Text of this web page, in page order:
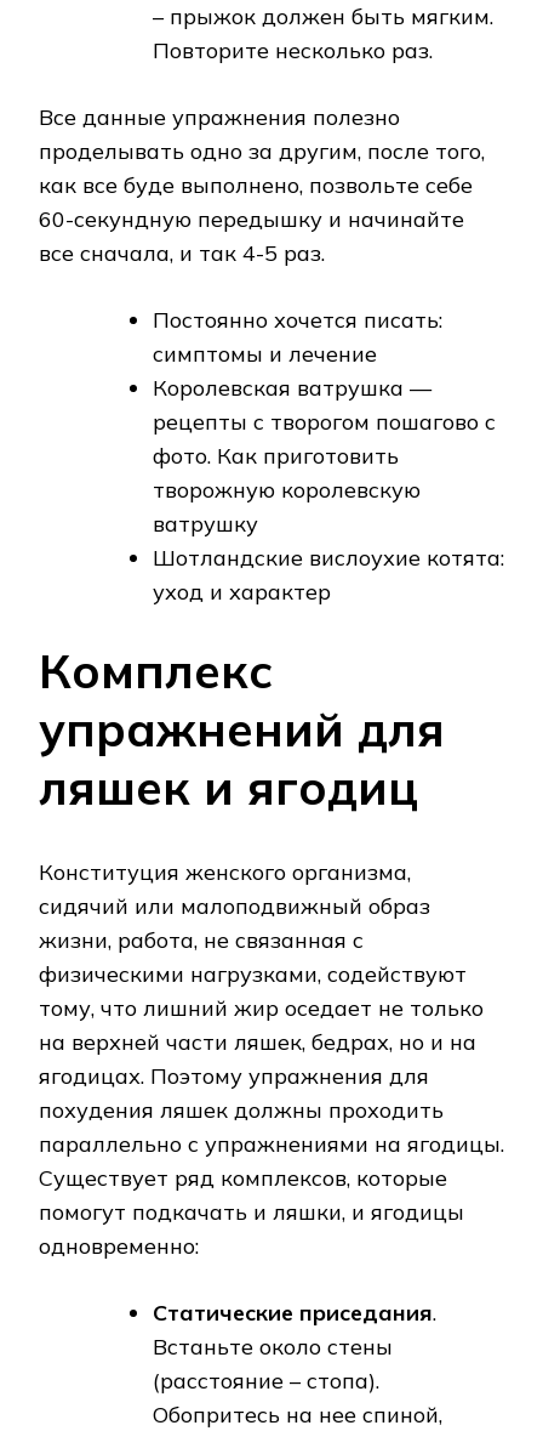
– прыжок должен быть мягким.
Повторите несколько раз.
Все данные упражнения полезно
проделывать одно за другим, после того,
как все буде выполнено, позвольте себе
60-секундную передышку и начинайте
все сначала, и так 4-5 раз.
Постоянно хочется писать:
симптомы и лечение
Королевская ватрушка —
рецепты с творогом пошагово с
фото. Как приготовить
творожную королевскую
ватрушку
Шотландские вислоухие котята:
уход и характер
Комплекс
упражнений для
ляшек и ягодиц
Конституция женского организма,
сидячий или малоподвижный образ
жизни, работа, не связанная с
физическими нагрузками, содействуют
тому, что лишний жир оседает не только
на верхней части ляшек, бедрах, но и на
ягодицах. Поэтому упражнения для
похудения ляшек должны проходить
параллельно с упражнениями на ягодицы.
Существует ряд комплексов, которые
помогут подкачать и ляшки, и ягодицы
одновременно:
Статические приседания.
Встаньте около стены
(расстояние – стопа).
Обопритесь на нее спиной,